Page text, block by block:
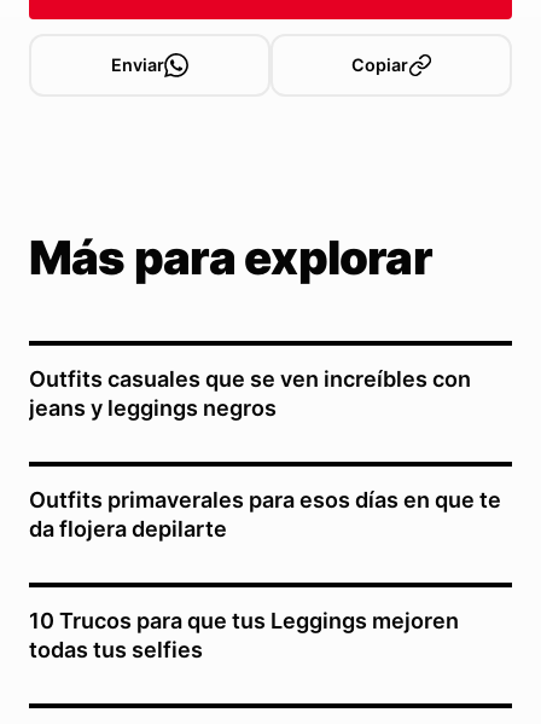
Enviar Copiar
Más para explorar
Outfits casuales que se ven increíbles con
jeans y leggings negros
Outfits primaverales para esos días en que te
da flojera depilarte
10 Trucos para que tus Leggings mejoren
todas tus selfies